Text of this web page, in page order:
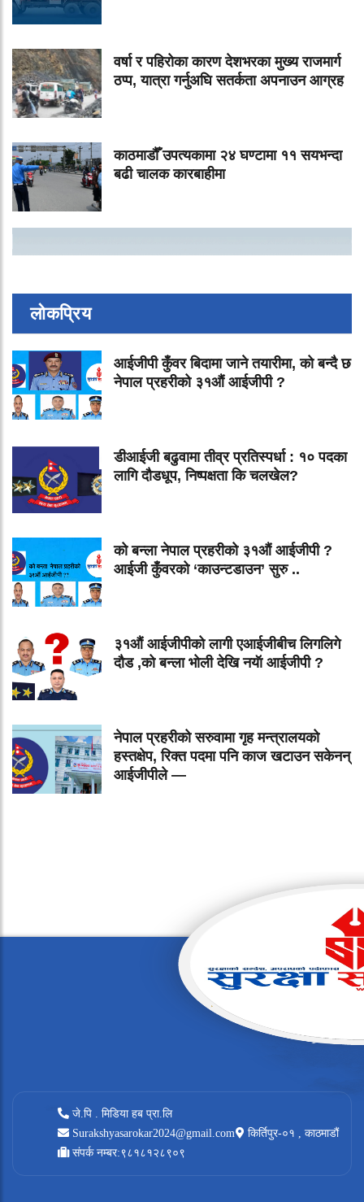
वर्षा र पहिरोका कारण देशभरका मुख्य राजमार्ग
ठप्प, यात्रा गर्नुअघि सतर्कता अपनाउन आग्रह
काठमाडौँ उपत्यकामा २४ घण्टामा ११ सयभन्दा
बढी चालक कारबाहीमा
लोकप्रिय
आईजीपी कुँवर बिदामा जाने तयारीमा, को बन्दै छ
नेपाल प्रहरीको ३१औं आईजीपी ?
डीआईजी बढुवामा तीव्र प्रतिस्पर्धा : १० पदका
लागि दौडधूप, निष्पक्षता कि चलखेल?
को बन्ला नेपाल प्रहरीको ३१औं आईजीपी ?
आईजी कुँवरको ‘काउन्टडाउन’ सुरु ..
३१औं आईजीपीको लागी एआईजीबीच लिगलिगे
दौड ,को बन्ला भोली देखि नयॅा आईजीपी ?
नेपाल प्रहरीको सरुवामा गृह मन्त्रालयको
हस्तक्षेप, रिक्त पदमा पनि काज खटाउन सकेनन्
आईजीपीले —
जे.पि . मिडिया हब प्रा.लि
Surakshyasarokar2024@gmail.com
किर्तिपुर-०१ , काठमाडौं
संपर्क नम्बर:९८१८१२८९०९